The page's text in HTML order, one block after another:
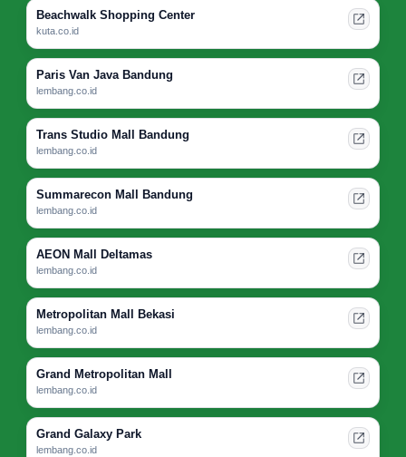
Beachwalk Shopping Center
kuta.co.id
Paris Van Java Bandung
lembang.co.id
Trans Studio Mall Bandung
lembang.co.id
Summarecon Mall Bandung
lembang.co.id
AEON Mall Deltamas
lembang.co.id
Metropolitan Mall Bekasi
lembang.co.id
Grand Metropolitan Mall
lembang.co.id
Grand Galaxy Park
lembang.co.id